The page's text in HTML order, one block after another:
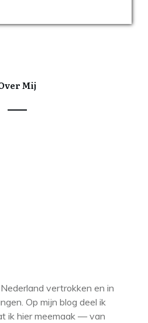
Mij
vertrokken en in
Op mijn blog deel ik
ik hier meemaak — van